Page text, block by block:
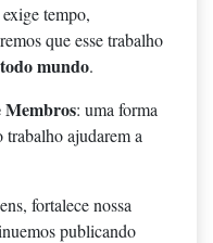
tempo,
que esse trabalho
mundo.
Membros: uma forma
trabalho ajudarem a
fortalece nossa
publicando